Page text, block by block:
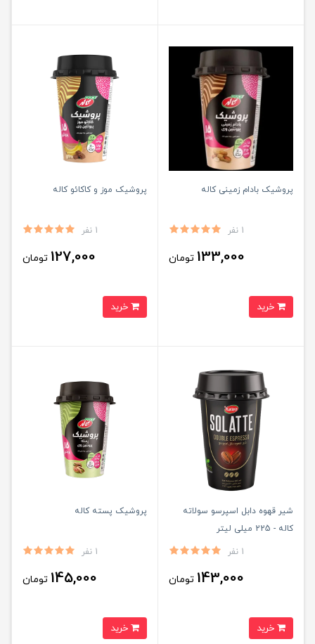
پروشیک بادام زمینی کاله
1 نفر
133,000 تومان
پروشیک موز و کاکائو کاله
1 نفر
127,000 تومان
شیر قهوه دابل اسپرسو سولاته
کاله - 225 میلی لیتر
1 نفر
143,000 تومان
پروشیک پسته کاله
1 نفر
145,000 تومان